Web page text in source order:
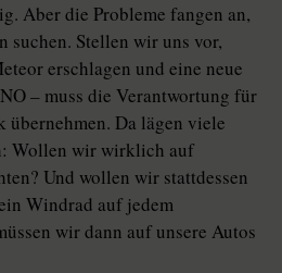
Aber die Probleme fangen an,
suchen. Stellen wir uns vor,
erschlagen und eine neue
– muss die Verantwortung für
Da lägen viele
Wollen wir wirklich auf
Und wollen wir stattdessen
Windrad auf jedem
wir dann auf unsere Autos